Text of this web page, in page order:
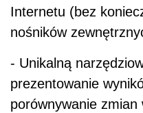
Internetu (bez
nośników
- Unikalną
prezentowanie
porównywanie